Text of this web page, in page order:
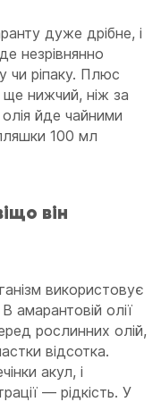
дуже дрібне, і
незрівнянно
чи ріпаку. Плюс
нижчий, ніж за
йде чайними
100 мл
він
використовує
амарантовій олії
рослинних олій,
відсотка.
акул, і
— рідкість. У